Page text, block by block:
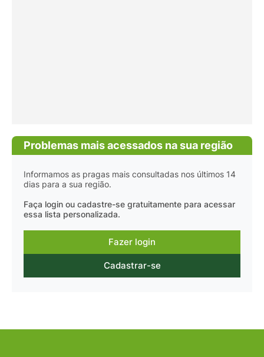
Problemas mais acessados na sua região
Informamos as pragas mais consultadas nos últimos 14
dias para a sua região.
Faça login ou cadastre-se gratuitamente para acessar
essa lista personalizada.
Fazer login
Cadastrar-se